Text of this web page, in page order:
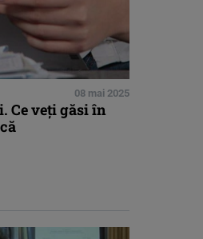
08 mai 2025
Ce veți găsi în